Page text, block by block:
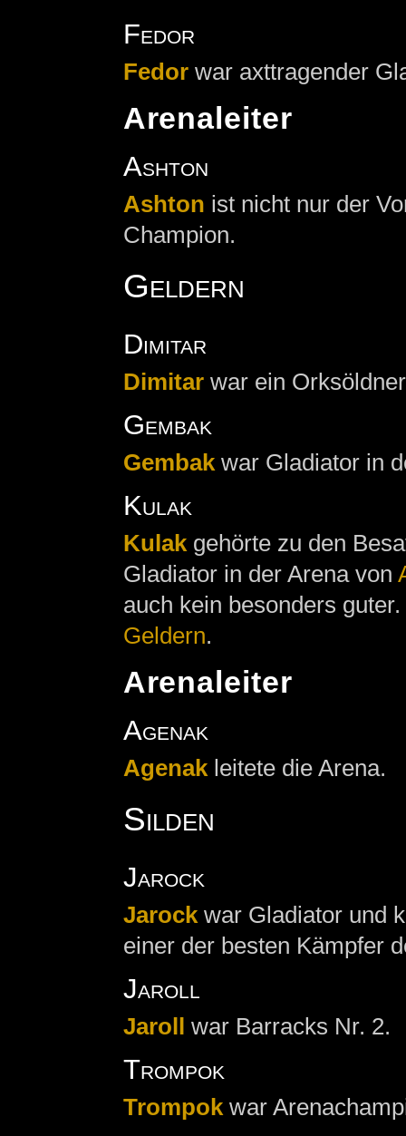
Fedor
Fedorwar axttragender
Arenaleiter
Ashton
Ashton ist nicht nur der
Champion.
Geldern
Dimitar
Dimitarwar ein
Gembak
Gembakwar Gladiator in
Kulak
Kulakgehörte zu den
Gladiator in der Arena von
auch kein besonders
Geldern.
Arenaleiter
Agenak
Agenakleitete die Arena.
Silden
Jarock
Jarockwar Gladiator und
einer der besten Kämpfer
Jaroll
Jaroll war Barracks Nr. 2.
Trompok
Trompokwar